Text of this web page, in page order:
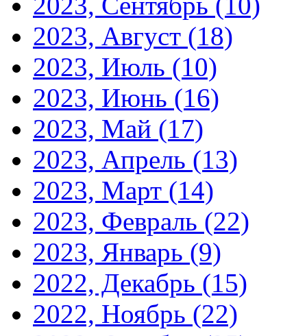
2023, Август (18)
2023, Июль (10)
2023, Июнь (16)
2023, Май (17)
2023, Апрель (13)
2023, Март (14)
2023, Февраль (22)
2023, Январь (9)
2022, Декабрь (15)
2022, Ноябрь (22)